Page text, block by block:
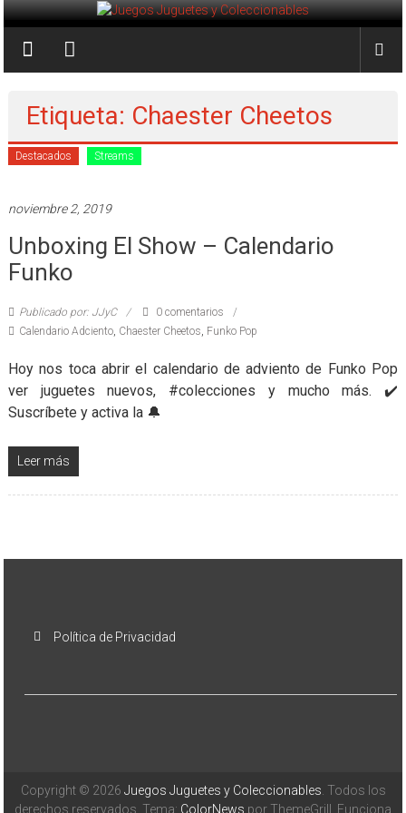
Saltar
al
contenido
Juegos
Juguetes
Coleccionables
para
coleccionistas.
Etiqueta: Chaester Cheetos
Destacados Streams
noviembre 2, 2019
Unboxing El Show – Calendario
Funko
Publicado por: JJyC
0 comentarios
Calendario Adciento, Chaester Cheetos Funko Pop
Hoy nos toca abrir el calendario de adviento de Funko Pop
ver juguetes nuevos, #colecciones y mucho más. ✔️
Suscríbete y activa la 🔔
Leer más
Política de Privacidad
Copyright © 2026 Juegos Juguetes y Coleccionables . Todos los
derechos reservados. Tema: ColorNews por ThemeGrill. Funciona